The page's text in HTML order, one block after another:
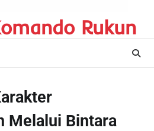
Rukun
Melalui Bintara